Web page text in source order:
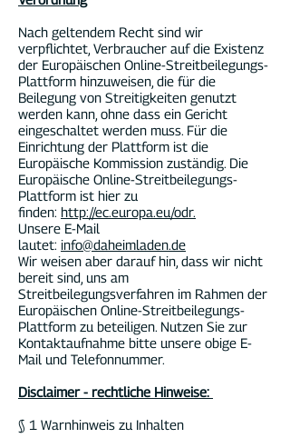
Nach geltendem Recht sind wir
verpflichtet, Verbraucher auf die Existenz
der Europäischen Online-Streitbeilegungs-
Plattform hinzuweisen, die für die
Beilegung von Streitigkeiten genutzt
werden kann, ohne dass ein Gericht
eingeschaltet werden muss. Für die
Einrichtung der Plattform ist die
Europäische Kommission zuständig. Die
Europäische Online-Streitbeilegungs-
Plattform ist hier zu
finden: http://ec.europa.eu/odr.
Unsere E-Mail
lautet: info@daheimladen.de
Wir weisen aber darauf hin, dass wir nicht
bereit sind, uns am
Streitbeilegungsverfahren im Rahmen der
Europäischen Online-Streitbeilegungs-
Plattform zu beteiligen. Nutzen Sie zur
Kontaktaufnahme bitte unsere obige E-
Mail und Telefonnummer.
Disclaimer - rechtliche Hinweise:
§ 1 Warnhinweis zu Inhalten